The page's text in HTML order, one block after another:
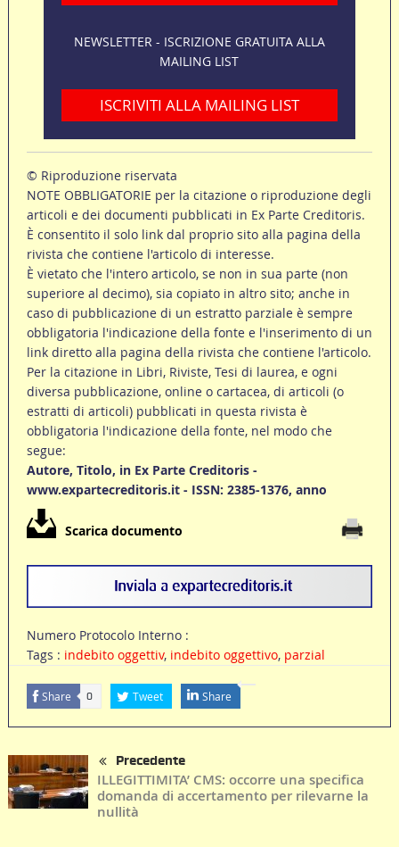
NEWSLETTER - ISCRIZIONE GRATUITA ALLA
MAILING LIST
ISCRIVITI ALLA MAILING LIST
© Riproduzione riservata
NOTE OBBLIGATORIE per la citazione o riproduzione degli
articoli e dei documenti pubblicati in Ex Parte Creditoris.
È consentito il solo link dal proprio sito alla pagina della
rivista che contiene l'articolo di interesse.
È vietato che l'intero articolo, se non in sua parte (non
superiore al decimo), sia copiato in altro sito; anche in
caso di pubblicazione di un estratto parziale è sempre
obbligatoria l'indicazione della fonte e l'inserimento di un
link diretto alla pagina della rivista che contiene l'articolo.
Per la citazione in Libri, Riviste, Tesi di laurea, e ogni
diversa pubblicazione, online o cartacea, di articoli (o
estratti di articoli) pubblicati in questa rivista è
obbligatoria l'indicazione della fonte, nel modo che
segue:
Autore, Titolo, in Ex Parte Creditoris -
www.expartecreditoris.it - ISSN: 2385-1376, anno
Scarica documento
Numero Protocolo Interno :
Tags : indebito oggettiv, indebito oggettivo, parzial
Share 0 Tweet Share
Precedente
ILLEGITTIMITA’ CMS: occorre una specifica
domanda di accertamento per rilevarne la
nullità